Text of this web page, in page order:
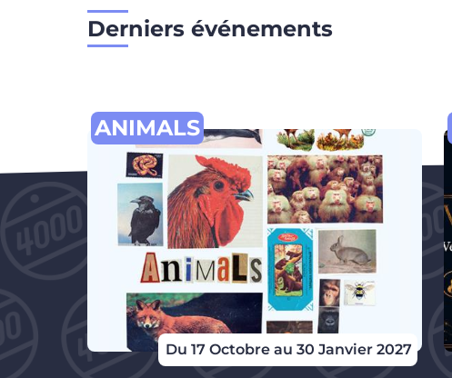
Derniers événements
Du 17 Octobre au 30 Janvier 2027
ANIMALS